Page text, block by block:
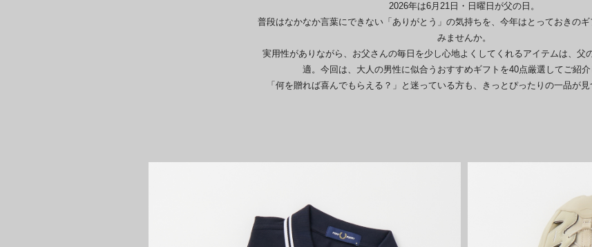
2026年は6月21日・日曜日が父の日。
普段はなかなか言葉にできない「ありがとう」の気持ちを、今年はとっておきの
みませんか。
実用性がありながら、お父さんの毎日を少し心地よくしてくれるアイテムは、父
適。今回は、大人の男性に似合うおすすめギフトを40点厳選してご紹介
「何を贈れば喜んでもらえる？」と迷っている方も、きっとぴったりの一品が見